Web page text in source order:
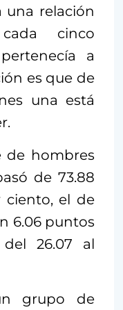
una relación
cinco
a
es que de
una está
de hombres
de 73.88
ciento, el de
6.06 puntos
26.07 al
grupo de